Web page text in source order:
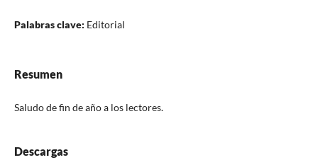
Palabras clave: Editorial
Resumen
Saludo de fin de año a los lectores.
Descargas